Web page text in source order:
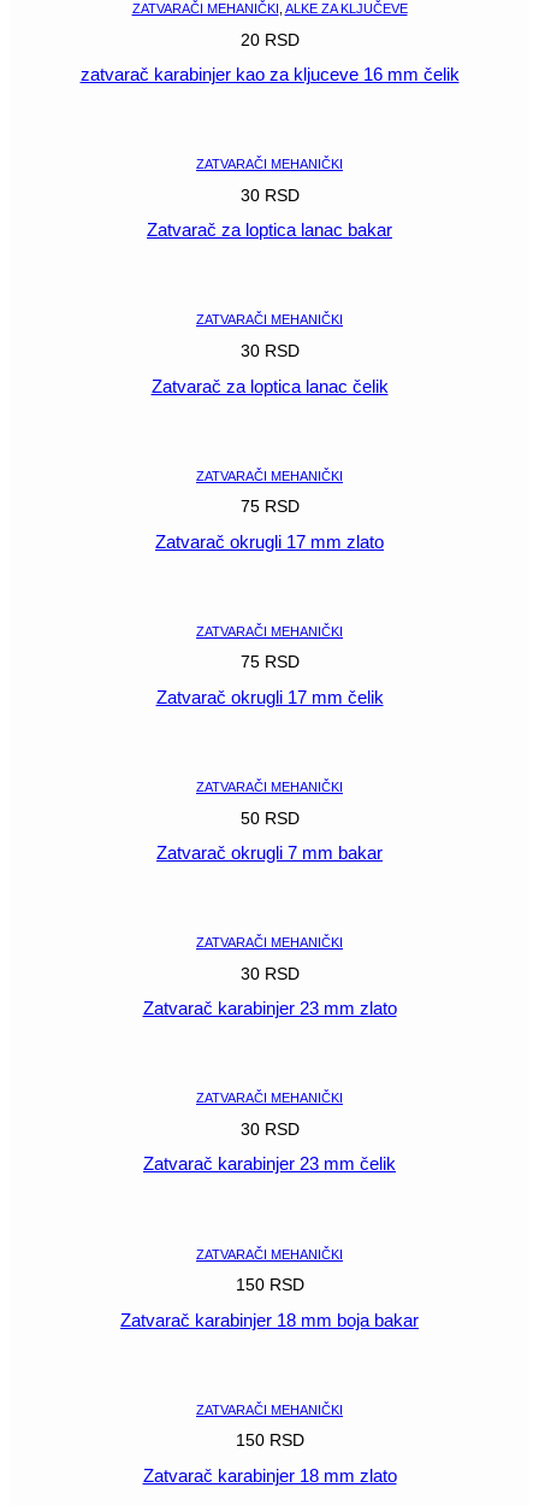
ZATVARAČI MEHANIČKI ALKE ZA KLJUČEVE
20 RSD
zatvarač karabinjer kao za kljuceve 16 mm čelik
ZATVARAČI MEHANIČKI
30 RSD
Zatvarač za loptica lanac bakar
ZATVARAČI MEHANIČKI
30 RSD
Zatvarač za loptica lanac čelik
ZATVARAČI MEHANIČKI
75 RSD
Zatvarač okrugli 17 mm zlato
ZATVARAČI MEHANIČKI
75 RSD
Zatvarač okrugli 17 mm čelik
ZATVARAČI MEHANIČKI
50 RSD
Zatvarač okrugli 7 mm bakar
ZATVARAČI MEHANIČKI
30 RSD
Zatvarač karabinjer 23 mm zlato
ZATVARAČI MEHANIČKI
30 RSD
Zatvarač karabinjer 23 mm čelik
ZATVARAČI MEHANIČKI
150 RSD
Zatvarač karabinjer 18 mm boja bakar
ZATVARAČI MEHANIČKI
150 RSD
Zatvarač karabinjer 18 mm zlato